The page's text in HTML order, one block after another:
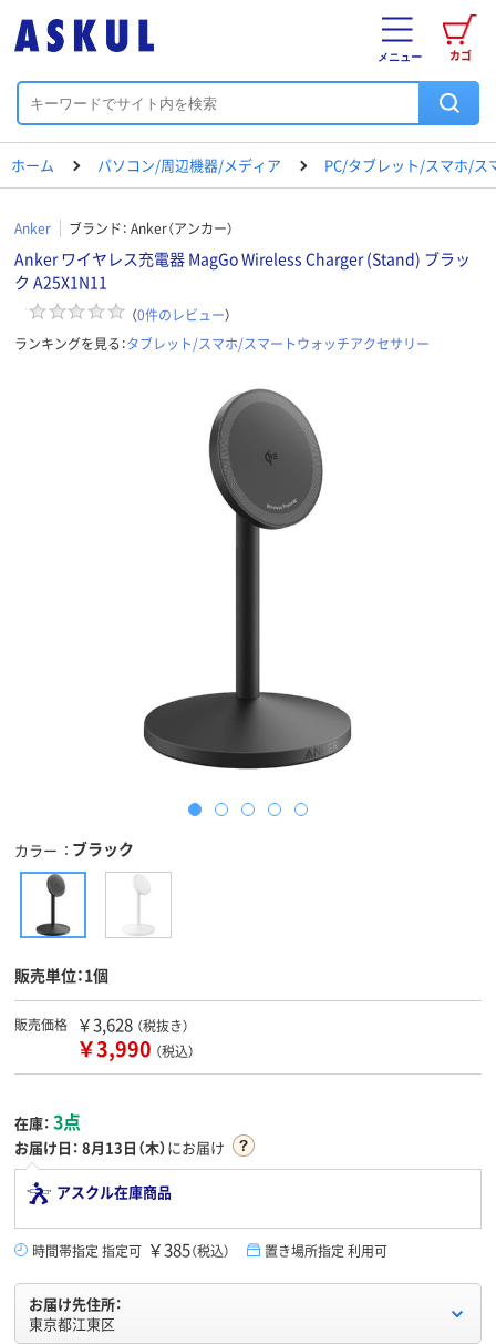
カゴ
メニュー
ホーム パソコン/周辺機器/メディア PC/タブレット/スマホ/ス
Anker ブランド： Anker（アンカー）
Anker ワイヤレス充電器 MagGo Wireless Charger (Stand) ブラッ
ク A25X1N11
（0件のレビュー）
ランキングを見る：タブレット/スマホ/スマートウォッチアクセサリー
カラー ブラック
販売単位：1個
販売価格 ￥3,628 （税抜き）
￥3,990 （税込）
在庫： 3点
お届け日： 8月13日（木）にお届け
アスクル在庫商品
時間帯指定 指定可 ￥385（税込） 置き場所指定 利用可
お届け先住所：
東京都江東区